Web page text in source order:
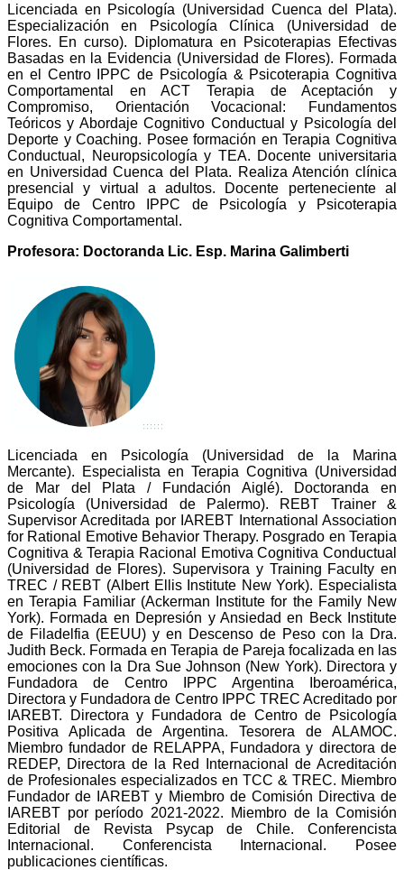
Licenciada en Psicología (Universidad Cuenca del Plata).
Especialización en Psicología Clínica (Universidad de
Flores. En curso). Diplomatura en Psicoterapias Efectivas
Basadas en la Evidencia (Universidad de Flores). Formada
en el Centro IPPC de Psicología & Psicoterapia Cognitiva
Comportamental en ACT Terapia de Aceptación y
Compromiso, Orientación Vocacional: Fundamentos
Teóricos y Abordaje Cognitivo Conductual y Psicología del
Deporte y Coaching. Posee formación en Terapia Cognitiva
Conductual, Neuropsicología y TEA. Docente universitaria
en Universidad Cuenca del Plata. Realiza Atención clínica
presencial y virtual a adultos. Docente perteneciente al
Equipo de Centro IPPC de Psicología y Psicoterapia
Cognitiva Comportamental.
Profesora: Doctoranda Lic. Esp. Marina Galimberti
Licenciada en Psicología (Universidad de la Marina
Mercante). Especialista en Terapia Cognitiva (Universidad
de Mar del Plata / Fundación Aiglé). Doctoranda en
Psicología (Universidad de Palermo). REBT Trainer &
Supervisor Acreditada por IAREBT International Association
for Rational Emotive Behavior Therapy. Posgrado en Terapia
Cognitiva & Terapia Racional Emotiva Cognitiva Conductual
(Universidad de Flores). Supervisora y Training Faculty en
TREC / REBT (Albert Ellis Institute New York). Especialista
en Terapia Familiar (Ackerman Institute for the Family New
York). Formada en Depresión y Ansiedad en Beck Institute
de Filadelfia (EEUU) y en Descenso de Peso con la Dra.
Judith Beck. Formada en Terapia de Pareja focalizada en las
emociones con la Dra Sue Johnson (New York). Directora y
Fundadora de Centro IPPC Argentina Iberoamérica,
Directora y Fundadora de Centro IPPC TREC Acreditado por
IAREBT. Directora y Fundadora de Centro de Psicología
Positiva Aplicada de Argentina. Tesorera de ALAMOC.
Miembro fundador de RELAPPA, Fundadora y directora de
REDEP, Directora de la Red Internacional de Acreditación
de Profesionales especializados en TCC & TREC. Miembro
Fundador de IAREBT y Miembro de Comisión Directiva de
IAREBT por período 2021-2022. Miembro de la Comisión
Editorial de Revista Psycap de Chile. Conferencista
Internacional. Conferencista Internacional. Posee
publicaciones científicas.